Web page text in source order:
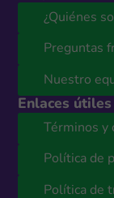
¿Quiénes
Preguntas
Nuestro
Enlaces útiles
Términos
Política de
Política de